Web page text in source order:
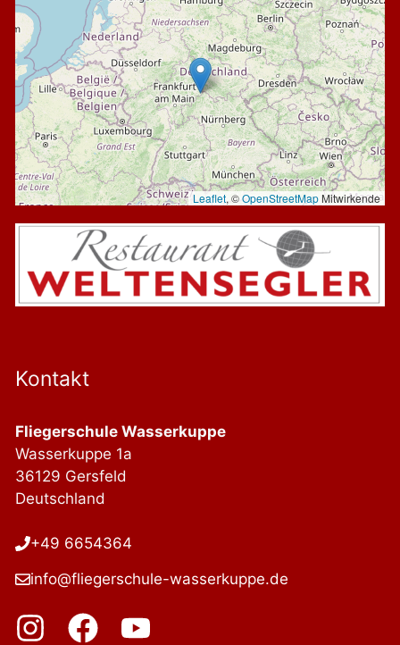
Leaflet, ©OpenStreetMapMitwirkende
Kontakt
Fliegerschule Wasserkuppe
Wasserkuppe 1a
36129 Gersfeld
Deutschland
+49 6654364
info@fliegerschule-wasserkuppe.de